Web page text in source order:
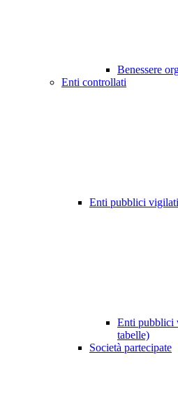
Benessere
Enti controllati
Enti pubblici vigilati
Enti pubblici
tabelle)
Società partecipate